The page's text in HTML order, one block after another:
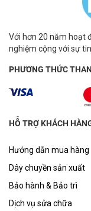
Với hơn 20 năm hoạt
nghiệm cộng với sự
PHƯƠNG THỨC
HỖ TRỢ KHÁCH
Hướng dẫn mua hàng
Dây chuyền sản xuất
Bảo hành & Bảo trì
Dịch vụ sửa chữa